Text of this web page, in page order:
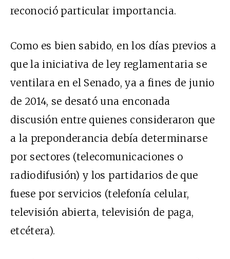
reconoció particular importancia.
Como es bien sabido, en los días previos a
que la iniciativa de ley reglamentaria se
ventilara en el Senado, ya a fines de junio
de 2014, se desató una enconada
discusión entre quienes consideraron que
a la preponderancia debía determinarse
por sectores (telecomunicaciones o
radiodifusión) y los partidarios de que
fuese por servicios (telefonía celular,
televisión abierta, televisión de paga,
etcétera).